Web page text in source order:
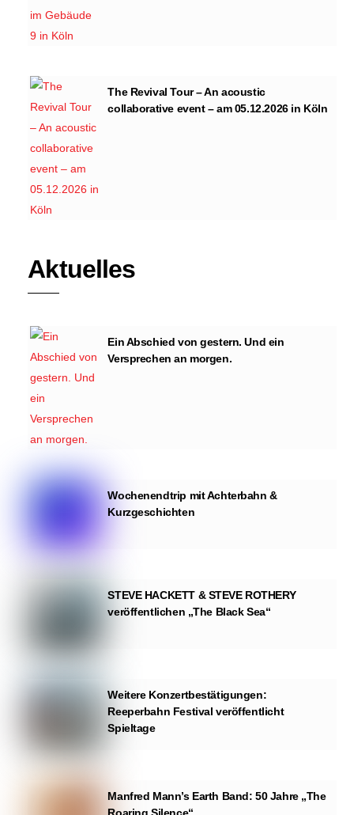
The Revival Tour – An acoustic
collaborative event – am 05.12.2026 in Köln
Aktuelles
Ein Abschied von gestern. Und ein
Versprechen an morgen.
Wochenendtrip mit Achterbahn &
Kurzgeschichten
STEVE HACKETT & STEVE ROTHERY
veröffentlichen „The Black Sea“
Weitere Konzertbestätigungen:
Reeperbahn Festival veröffentlicht
Spieltage
Manfred Mann’s Earth Band: 50 Jahre „The